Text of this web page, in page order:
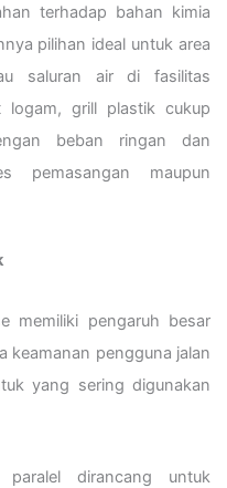
terhadap bahan kimia
pilihan ideal untuk area
saluran air di fasilitas
logam, grill plastik cukup
beban ringan dan
pemasangan maupun
memiliki pengaruh besar
keamanan pengguna jalan
yang sering digunakan
dirancang untuk